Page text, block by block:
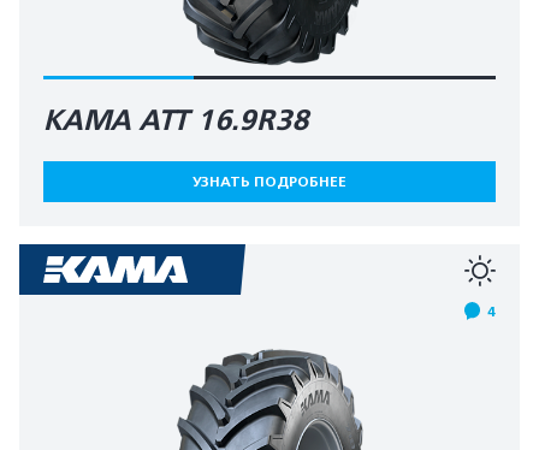
КАМА АТТ 16.9R38
УЗНАТЬ ПОДРОБНЕЕ
4